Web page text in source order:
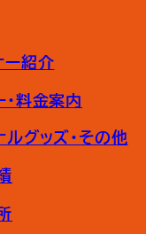
ー紹介
・料金案内
ルグッズ・その他